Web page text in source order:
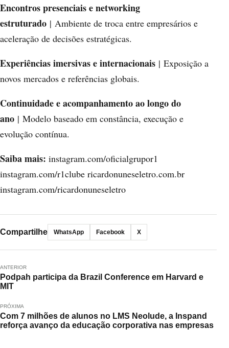
Encontros presenciais e networking
estruturado | Ambiente de troca entre empresários e
aceleração de decisões estratégicas.
Experiências imersivas e internacionais | Exposição a
novos mercados e referências globais.
Continuidade e acompanhamento ao longo do
ano | Modelo baseado em constância, execução e
evolução contínua.
Saiba mais: instagram.com/oficialgrupor1
instagram.com/r1clube ricardonuneseletro.com.br
instagram.com/ricardonuneseletro
Compartilhe WhatsApp Facebook X
ANTERIOR
Podpah participa da Brazil Conference em Harvard e
MIT
PRÓXIMA
Com 7 milhões de alunos no LMS Neolude, a Inspand
reforça avanço da educação corporativa nas empresas